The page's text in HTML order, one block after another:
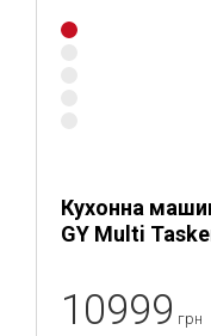
Кухонна
GY Multi
10999 грн